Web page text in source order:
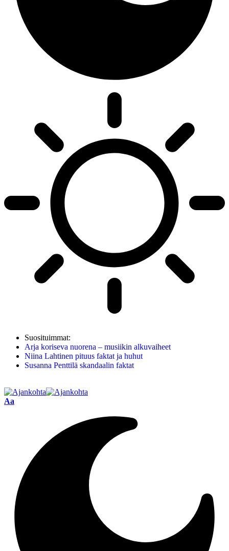
Suosituimmat:
Arja koriseva nuorena – musiikin alkuvaiheet
Niina Lahtinen pituus faktat ja huhut
Susanna Penttilä skandaalin faktat
Aa